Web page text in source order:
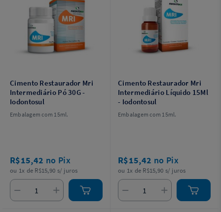
Cimento Restaurador Mri
Intermediário Pó 30G -
Iodontosul
Embalagem com 15ml.
R$15,42 no Pix
ou 1x de R$15,90 s/ juros
Cimento Restaurador Mri
Intermediário Líquido 15Ml
- Iodontosul
Embalagem com 15ml.
R$15,42 no Pix
ou 1x de R$15,90 s/ juros